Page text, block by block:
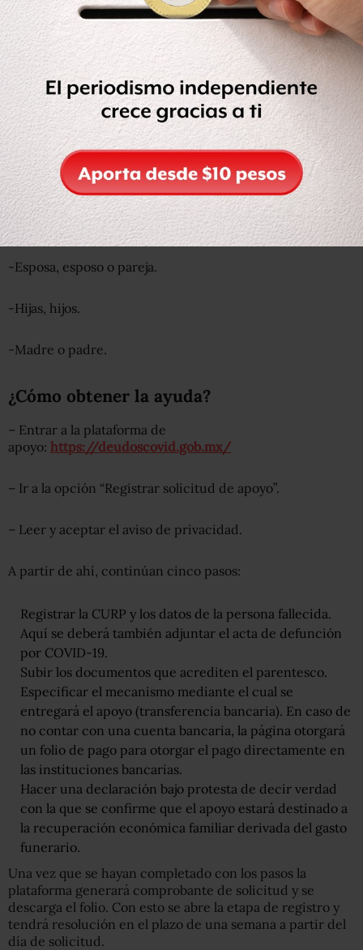
Funerarios a Familiares de Personas Fallecidas por
#COVID19 que entrega el @GobiernoMX, contempla que
la persona haya fallecido entre el 18 de marzo de 2020 y
hasta la declaratoria de fin de la pandemia
https://t.co/HYfAiRS3ik
— IMSS  (@Tu_IMSS)December 2, 2020
¿Quiénes pueden solicitarlo?
Familiares de persona fallecida que sean mayores de 18
años.
-Esposa, esposo o pareja.
-Hijas, hijos.
-Madre o padre.
¿Cómo obtener la ayuda?
– Entrar a la plataforma de
apoyo: https://deudoscovid.gob.mx/
– Ir a la opción “Registrar solicitud de apoyo”.
– Leer y aceptar el aviso de privacidad.
A partir de ahí, continúan cinco pasos:
Registrar la CURP y los datos de la persona fallecida.
Aquí se deberá también adjuntar el acta de defunción
por COVID-19.
Subir los documentos que acrediten el parentesco.
Especificar el mecanismo mediante el cual se
entregará el apoyo (transferencia bancaria). En caso de
no contar con una cuenta bancaria, la página otorgará
un folio de pago para otorgar el pago directamente en
las instituciones bancarias.
Hacer una declaración bajo protesta de decir verdad
con la que se confirme que el apoyo estará destinado a
la recuperación económica familiar derivada del gasto
funerario.
Una vez que se hayan completado con los pasos la
plataforma generará comprobante de solicitud y se
descarga el folio. Con esto se abre la etapa de registro y
tendrá resolución en el plazo de una semana a partir del
día de solicitud.